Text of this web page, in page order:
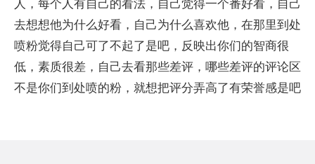
人，每个人有自己的看法，自己觉得一个番好看，自己
去想想他为什么好看，自己为什么喜欢他，在那里到处
喷粉觉得自己可了不起了是吧，反映出你们的智商很
低，素质很差，自己去看那些差评，哪些差评的评论区
不是你们到处喷的粉，就想把评分弄高了有荣誉感是吧